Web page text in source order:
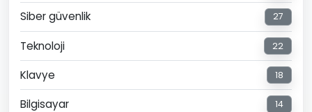
Siber güvenlik 27
Teknoloji 22
Klavye 18
Bilgisayar 14